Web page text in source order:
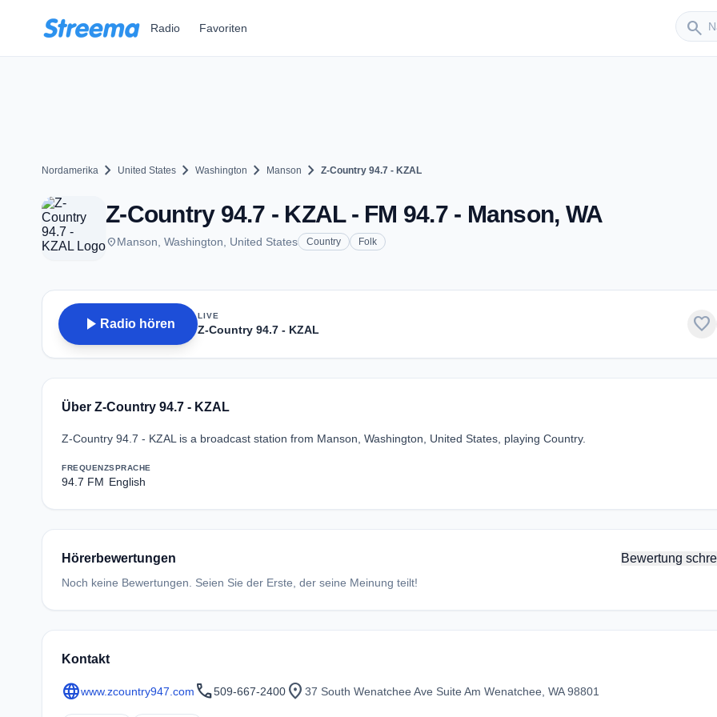
Radio Favoriten search
Nordamerika chevron_right United States chevron_right Washington chevron_right Manson chevron_right Z-Country 94.7 - KZAL
Z-Country 94.7 - KZAL - FM 94.7 - Manson, WA
placeManson, Washington, United States Country Folk
play_arrow Radio hören
LIVE
Z-Country 94.7 - KZAL favorite
Über Z-Country 94.7 - KZAL
Z-Country 94.7 - KZAL is a broadcast station from Manson, Washington, United States, playing Country.
FREQUENZ
94.7 FM
SPRACHE
English
Hörerbewertungen Bewertung
Noch keine Bewertungen. Seien Sie der Erste, der seine Meinung teilt!
Kontakt
languagewww.zcountry947.com call509-667-2400 location_on 37 South Wenatchee Ave Suite Am Wenatchee, WA 98801